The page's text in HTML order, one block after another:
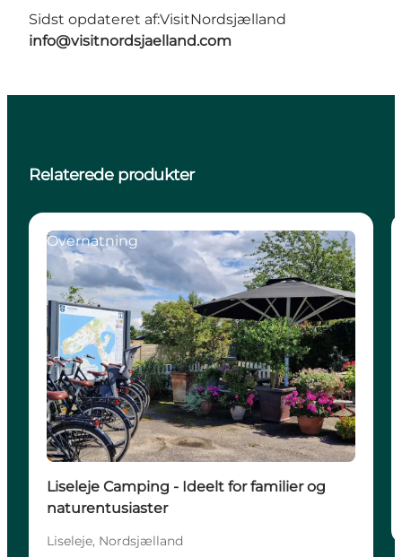
Sidst opdateret af:VisitNordsjælland
info@visitnordsjaelland.com
Relaterede produkter
Overnatning
Liseleje Camping - Ideelt for familier og
naturentusiaster
Liseleje, Nordsjælland